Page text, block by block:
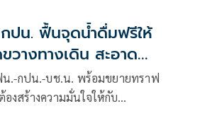
ปน. ฟื้นจุดน้ำดื่มฟรีให้
วางทางเดิน สะอาด
สติก
น.-กปน.-บช.น. พร้อมขยายทราฟ
งสร้างความมั่นใจให้กับ